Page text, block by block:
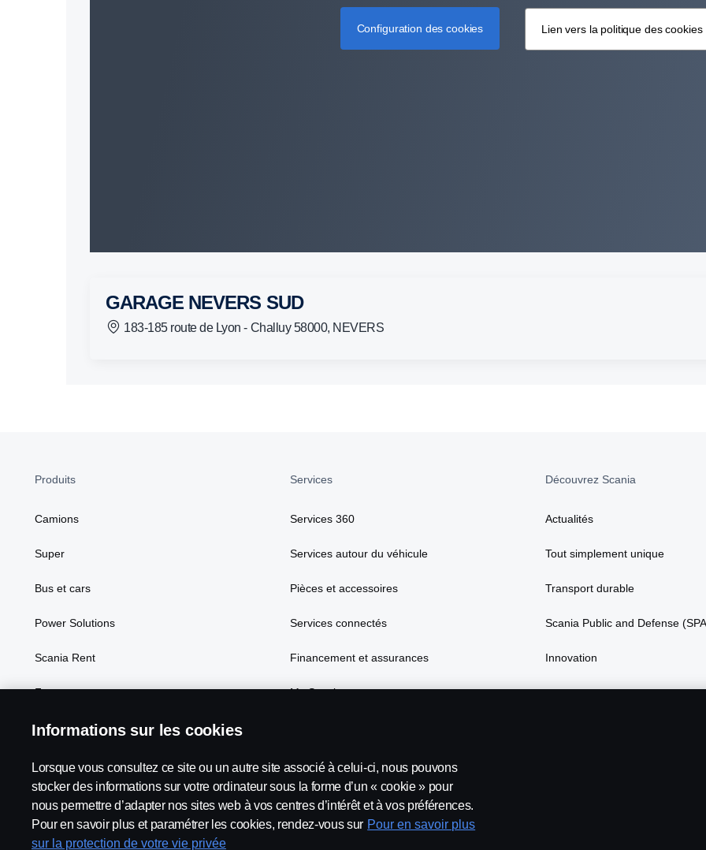
Configuration des cookies Lien vers la politique des cookies
GARAGE NEVERS SUD
183-185 route de Lyon - Challuy 58000, NEVERS
Produits
Camions
Super
Bus et cars
Power Solutions
Scania Rent
Focus
Services
Services 360
Services autour du véhicule
Pièces et accessoires
Services connectés
Financement et assurances
My Scania
Découvrez Scania
Actualités
Tout simplement unique
Transport durable
Scania Public and Defense
Innovation
Scania in Your Region: France
Informations sur les cookies
Lorsque vous consultez ce site ou un autre site associé à celui-ci, nous pouvons
stocker des informations sur votre ordinateur sous la forme d’un « cookie » pour
nous permettre d’adapter nos sites web à vos centres d’intérêt et à vos préférences.
Pour en savoir plus et paramétrer les cookies, rendez-vous sur Pour en savoir plus
sur la protection de votre vie privée